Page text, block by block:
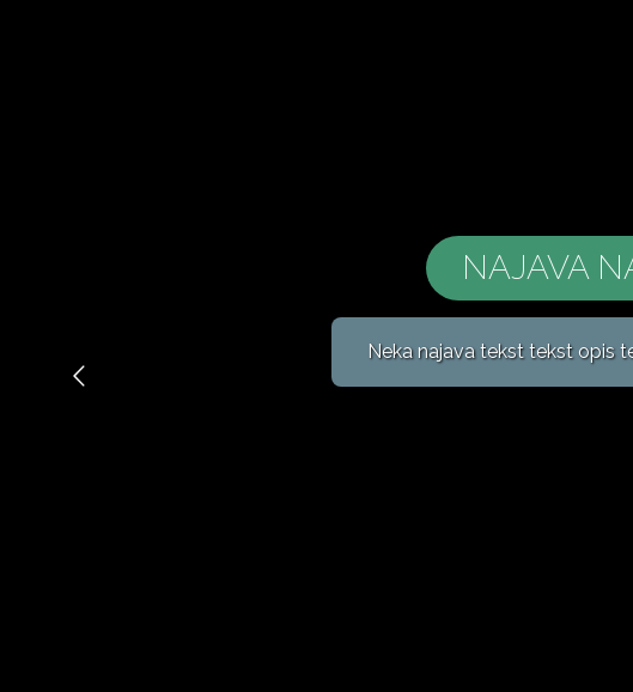
NAJAVA
Neka najava tekst tekst opis